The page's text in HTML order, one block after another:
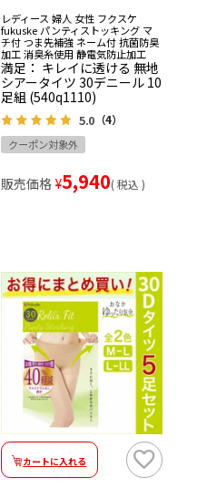
レディース 婦人 女性 フクスケ
fukuske パンティストッキング マ
チ付 つま先補強 ネーム付 抗菌防臭
加工 消臭糸使用 静電気防止加工
満足： キレイに透ける 無地
シアータイツ 30デニール 10
足組 (540q1110)
5.0 （4）
クーポン対象外
販売価格 ¥5,940 税込
カートに入れる